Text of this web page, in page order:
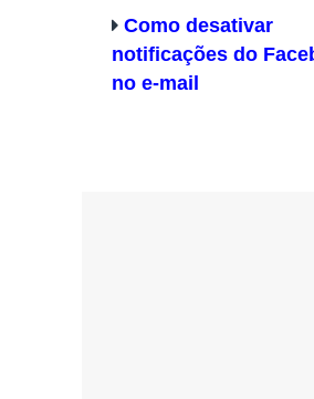
Como desativar
notificações do
no e-mail